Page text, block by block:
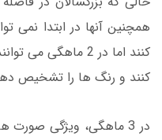
همچنین آنها در ابتدا نمی
کنند اما در 2
کنند و رنگ ها را تشخیص
در 3 ماهگی، ویژگی